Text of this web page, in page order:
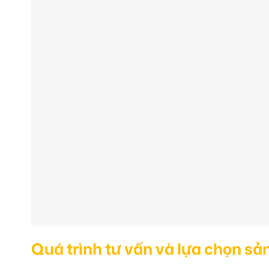
Quá trình tư vấn và lựa chọn